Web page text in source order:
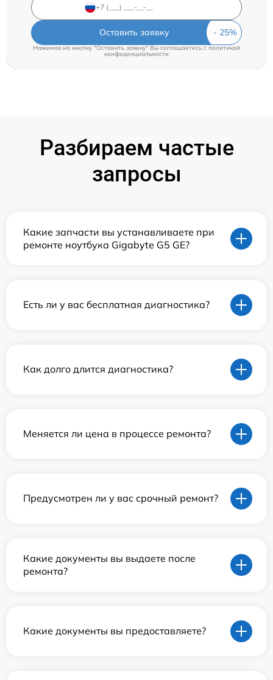
Оставить заявку
Нажимая на кнопку "Оставить заявку" Вы соглашаетесь cполитикой
конфиденциальности
Разбираем частые
запросы
Какие запчасти вы устанавливаете при
ремонте ноутбука Gigabyte G5 GE?
Есть ли у вас бесплатная диагностика?
Как долго длится диагностика?
Меняется ли цена в процессе ремонта?
Предусмотрен ли у вас срочный ремонт?
Какие документы вы выдаете после
ремонта?
Какие документы вы предоставляете?